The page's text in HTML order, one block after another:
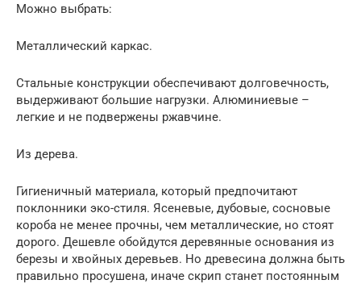
Можно выбрать:
Металлический каркас.
Стальные конструкции обеспечивают долговечность,
выдерживают большие нагрузки. Алюминиевые –
легкие и не подвержены ржавчине.
Из дерева.
Гигиеничный материала, который предпочитают
поклонники эко-стиля. Ясеневые, дубовые, сосновые
короба не менее прочны, чем металлические, но стоят
дорого. Дешевле обойдутся деревянные основания из
березы и хвойных деревьев. Но древесина должна быть
правильно просушена, иначе скрип станет постоянным